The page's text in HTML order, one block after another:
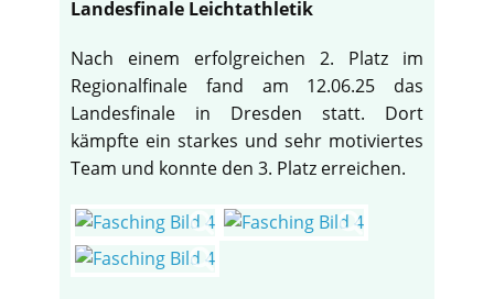
Landesfinale Leichtathletik
Nach einem erfolgreichen 2. Platz im
Regionalfinale fand am 12.06.25 das
Landesfinale in Dresden statt. Dort
kämpfte ein starkes und sehr motiviertes
Team und konnte den 3. Platz erreichen.